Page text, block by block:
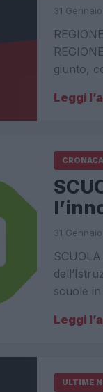
31
giunto,
Leggi
CRONACA
31
scuole
Leggi
ULTIME